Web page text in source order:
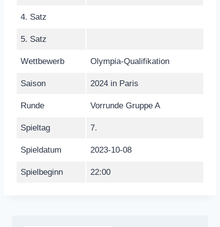
4. Satz
5. Satz
Wettbewerb Olympia-Qualifikation
Saison 2024 in Paris
Runde Vorrunde Gruppe A
Spieltag 7.
Spieldatum 2023-10-08
Spielbeginn 22:00